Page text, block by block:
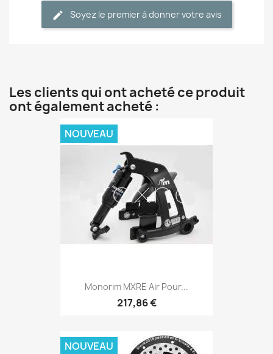
Soyez le premier à donner votre avis
Les clients qui ont acheté ce produit
ont également acheté :
Monorim MXRE Air Pour...
217,86 €
NOUVEAU
NOUVEAU